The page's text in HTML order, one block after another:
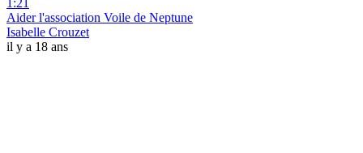
1:21
Aider l'association Voile de Neptune
Isabelle Crouzet
il y a 18 ans